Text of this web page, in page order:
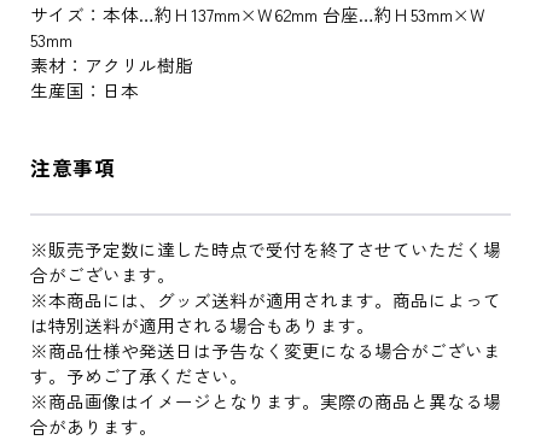
サイズ：本体…約Ｈ137mm×Ｗ62mm 台座…約Ｈ53mm×Ｗ
53mm
素材：アクリル樹脂
生産国：日本
注意事項
※販売予定数に達した時点で受付を終了させていただく場
合がございます。
※本商品には、グッズ送料が適用されます。商品によって
は特別送料が適用される場合もあります。
※商品仕様や発送日は予告なく変更になる場合がございま
す。予めご了承ください。
※商品画像はイメージとなります。実際の商品と異なる場
合があります。